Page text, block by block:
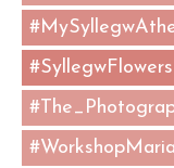
#SyllegwFlowers